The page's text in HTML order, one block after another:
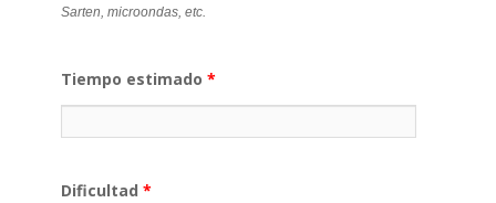
Sarten, microondas, etc.
Tiempo estimado *
Dificultad *